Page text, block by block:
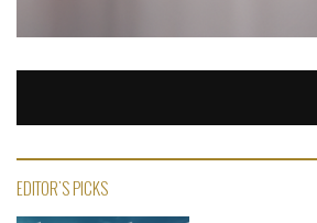
EDITOR'S PICKS